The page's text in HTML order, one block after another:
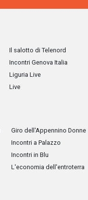
Il salotto di Telenord
Incontri Genova Italia
Liguria Live
Live
Giro dell'Appennino Donne
Incontri a Palazzo
Incontri in Blu
L'economia dell'entroterra